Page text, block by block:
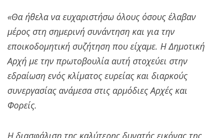
«Θα ήθελα να ευχαριστήσω όλους όσους έλαβαν
μέρος στη σημερινή συνάντηση και για την
εποικοδομητική συζήτηση που είχαμε. Η Δημοτική
Αρχή με την πρωτοβουλία αυτή στοχεύει στην
εδραίωση ενός κλίματος ευρείας και διαρκούς
συνεργασίας ανάμεσα στις αρμόδιες Αρχές και
Φορείς.
Η διασφάλιση της καλύτερης δυνατής εικόνας της